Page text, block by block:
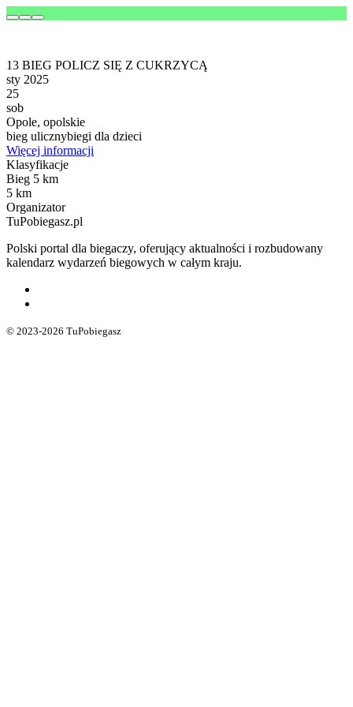
13 BIEG POLICZ SIĘ Z CUKRZYCĄ
sty 2025
25
sob
Opole, opolskie
bieg ulicznybiegi dla dzieci
Więcej informacji
Klasyfikacje
Bieg 5 km
5 km
Organizator
TuPobiegasz.pl
Polski portal dla biegaczy, oferujący aktualności i rozbudowany
kalendarz wydarzeń biegowych w całym kraju.
© 2023-2026 TuPobiegasz